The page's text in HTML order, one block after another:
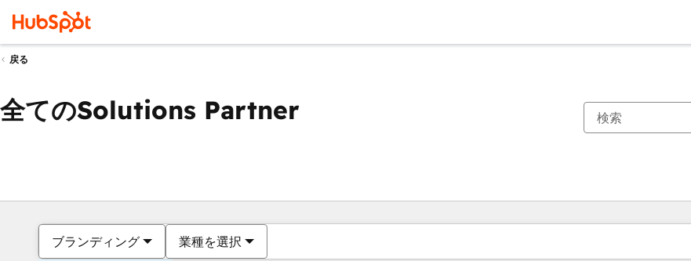
戻る
全てのSolutions Partner
ブランディング 業種を選択
現在の場所ページ
ページページページページページページページページページページ